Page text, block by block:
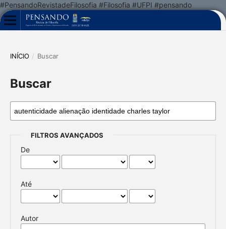
#PensandoRevistadeFilosofia #Filosofia #UFPI #pensando
INÍCIO / Buscar
Buscar
FILTROS AVANÇADOS
De
Até
Autor